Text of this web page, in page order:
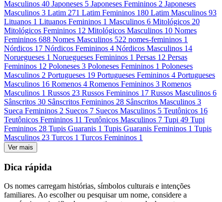
Masculinos 40 Japoneses 5 Japoneses Femininos 2 Japoneses
Masculinos 3 Latim 271 Latim Femininos 180 Latim Masculinos 93
Lituanos 1 Lituanos Femininos 1 Masculinos 6 Mitológicos 20
Mitológicos Femininos 12 Mitológicos Masculinos 10 Nomes
Femininos 688 Nomes Masculinos 522 nomes-femininos 1
Nórdicos 17 Nórdicos Femininos 4 Nórdicos Masculinos 14
Noruegueses 1 Noruegueses Femininos 1 Persas 12 Persas
Femininos 12 Poloneses 3 Poloneses Femininos 1 Poloneses
Masculinos 2 Portugueses 19 Portugueses Femininos 4 Portugueses
Masculinos 16 Romenos 4 Romenos Femininos 3 Romenos
Masculinos 1 Russos 23 Russos Femininos 17 Russos Masculinos 6
Sânscritos 30 Sânscritos Femininos 28 Sânscritos Masculinos 3
Sueca Femininos 2 Suecos 7 Suecos Masculinos 5 Teutônicos 16
Teutônicos Femininos 11 Teutônicos Masculinos 7 Tupi 49 Tupi
Femininos 28 Tupis Guaranis 1 Tupis Guaranis Femininos 1 Tupis
Masculinos 23 Turcos 1 Turcos Femininos 1
Ver mais
Dica rápida
Os nomes carregam histórias, símbolos culturais e intenções
familiares. Ao escolher ou pesquisar um nome, considere a